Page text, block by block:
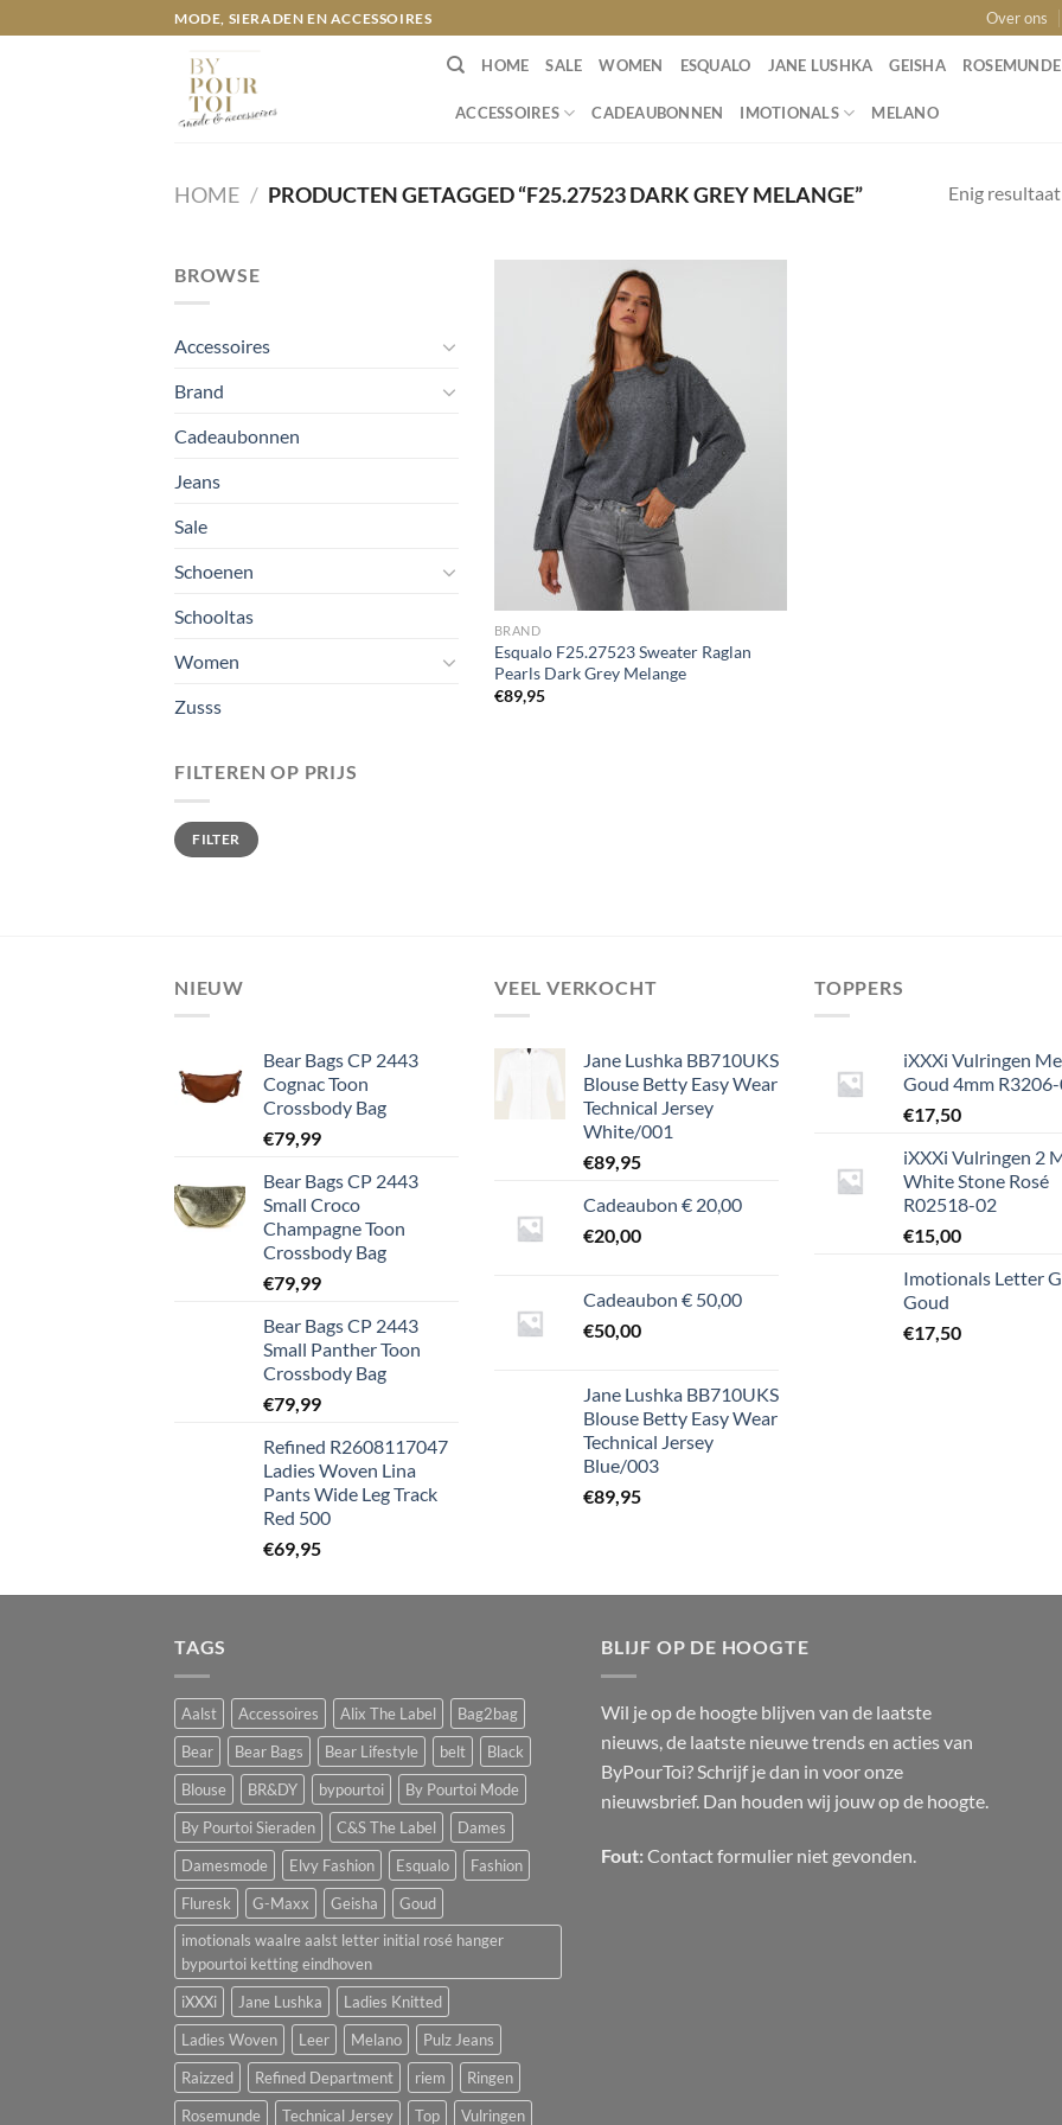
naar
MODE, SIERADEN EN ACCESSOIRES Over ons
HOME SALE WOMEN ESQUALO JANE LUSHKA GEISHA ROSEMUNDE
ACCESSOIRES CADEAUBONNEN IMOTIONALS MELANO
HOME / PRODUCTEN GETAGGED “F25.27523 DARK GREY MELANGE” Enig resultaat
BROWSE
Accessoires
Brand
Cadeaubonnen
Jeans
Sale
Schoenen
Schooltas
Women
Zusss
FILTEREN OP PRIJS
Min.
prijs
Max.
prijsFILTER
wenslijst
BRAND
Esqualo F25.27523 Sweater Raglan
Pearls Dark Grey Melange
€89,95
NIEUW
Bear Bags CP 2443
Cognac Toon
Crossbody Bag
€79,99
Bear Bags CP 2443
Small Croco
Champagne Toon
Crossbody Bag
€79,99
Bear Bags CP 2443
Small Panther Toon
Crossbody Bag
€79,99
Refined R2608117047
Ladies Woven Lina
Pants Wide Leg Track
Red 500
€69,95
VEEL VERKOCHT
Jane Lushka BB710UKS
Blouse Betty Easy Wear
Technical Jersey
White/001
€89,95
Cadeaubon € 20,00
€20,00
Cadeaubon € 50,00
€50,00
Jane Lushka BB710UKS
Blouse Betty Easy Wear
Technical Jersey
Blue/003
€89,95
TOPPERS
iXXXi Vulringen
Goud 4mm
€17,50
iXXXi Vulringen 2
White Stone Rosé
R02518-02
€15,00
Imotionals Letter G
Goud
€17,50
TAGS
Aalst Accessoires Alix The Label
Bag2bag
Bear
Bear Bags Bear Lifestyle belt
Black
Blouse
BR&DY bypourtoi
By Pourtoi Mode
By Pourtoi Sieraden
C&S The Label
Dames
Damesmode
Elvy Fashion Esqualo
Fashion
Fluresk
G-Maxx Geisha
Goud
imotionals waalre aalst letter initial rosé hanger
bypourtoi ketting eindhoven
iXXXi
Jane Lushka
Ladies Knitted
Ladies Woven
Leer Melano
Pulz Jeans
Raizzed
Refined Department riem
Ringen
Rosemunde
Technical Jersey Top Vulringen
BLIJF OP DE HOOGTE
Wil je op de hoogte blijven van de laatste
nieuws, de laatste nieuwe trends en acties van
ByPourToi? Schrijf je dan in voor onze
nieuwsbrief. Dan houden wij jouw op de hoogte.
Fout: Contact formulier niet gevonden.